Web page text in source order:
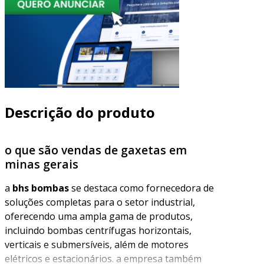
Descrição do produto
o que são vendas de gaxetas em
minas gerais
a bhs bombasse destaca como fornecedora de
soluções completas para o setor industrial,
oferecendo uma ampla gama de produtos,
incluindo bombas centrífugas horizontais,
verticais e submersíveis, além de motores
elétricos e estacionários. a empresa também